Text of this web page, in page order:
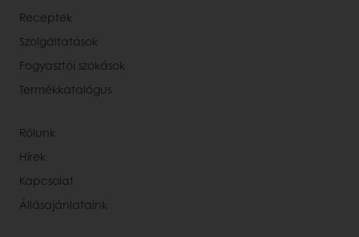
Receptek
Szolgáltatások
Fogyasztói szokások
Termékkatalógus
Rólunk
Hírek
Kapcsolat
Állásajánlataink